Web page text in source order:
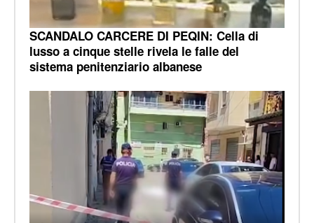
SCANDALO CARCERE DI PEQIN: Cella di
lusso a cinque stelle rivela le falle del
sistema penitenziario albanese